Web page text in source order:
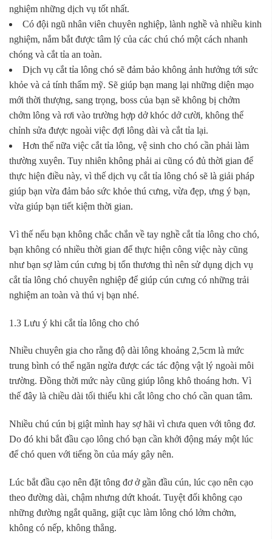
nghiệm những dịch vụ tốt nhất.
Có đội ngũ nhân viên chuyên nghiệp, lành nghề và nhiều kinh
nghiệm, nắm bắt được tâm lý của các chú chó một cách nhanh
chóng và cắt tỉa an toàn.
Dịch vụ cắt tỉa lông chó sẽ đảm bảo không ảnh hưởng tới sức
khỏe và cả tính thẩm mỹ. Sẽ giúp bạn mang lại những diện mạo
mới thời thượng, sang trọng, boss của bạn sẽ không bị chởm
chởm lông và rơi vào trường hợp dở khóc dở cười, không thể
chỉnh sửa được ngoài việc đợi lông dài và cắt tỉa lại.
Hơn thế nữa việc cắt tỉa lông, vệ sinh cho chó cần phải làm
thường xuyên. Tuy nhiên không phải ai cũng có đủ thời gian để
thực hiện điều này, vì thế dịch vụ cắt tỉa lông chó sẽ là giải pháp
giúp bạn vừa đảm bảo sức khỏe thú cưng, vừa đẹp, ưng ý bạn,
vừa giúp bạn tiết kiệm thời gian.
Vì thế nếu bạn không chắc chắn về tay nghề cắt tỉa lông cho chó,
bạn không có nhiều thời gian để thực hiện công việc này cũng
như bạn sợ làm cún cưng bị tổn thương thì nên sử dụng dịch vụ
cắt tỉa lông chó chuyên nghiệp để giúp cún cưng có những trải
nghiệm an toàn và thú vị bạn nhé.
1.3 Lưu ý khi cắt tỉa lông cho chó
Nhiều chuyên gia cho rằng độ dài lông khoảng 2,5cm là mức
trung bình có thể ngăn ngừa được các tác động vật lý ngoài môi
trường. Đồng thời mức này cũng giúp lông khô thoáng hơn. Vì
thế đây là chiều dài tối thiểu khi cắt lông cho chó cần quan tâm.
Nhiều chú cún bị giật mình hay sợ hãi vì chưa quen với tông đơ.
Do đó khi bắt đầu cạo lông chó bạn cần khởi động máy một lúc
để chó quen với tiếng ồn của máy gây nên.
Lúc bắt đầu cạo nên đặt tông đơ ở gần đầu cún, lúc cạo nên cạo
theo đường dài, chậm nhưng dứt khoát. Tuyệt đối không cạo
những đường ngắt quãng, giật cục làm lông chó lởm chởm,
không có nếp, không thẳng.